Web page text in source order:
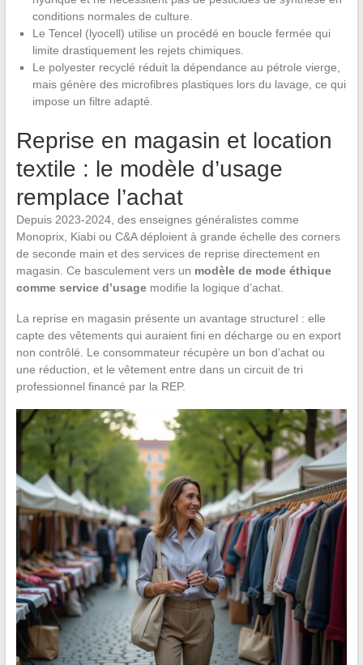
conditions normales de culture.
Le Tencel (lyocell) utilise un procédé en boucle fermée qui
limite drastiquement les rejets chimiques.
Le polyester recyclé réduit la dépendance au pétrole vierge,
mais génère des microfibres plastiques lors du lavage, ce qui
impose un filtre adapté.
Reprise en magasin et location
textile : le modèle d’usage
remplace l’achat
Depuis 2023-2024, des enseignes généralistes comme
Monoprix, Kiabi ou C&A déploient à grande échelle des corners
de seconde main et des services de reprise directement en
magasin. Ce basculement vers un modèle de mode éthique
comme service d’usagemodifie la logique d’achat.
La reprise en magasin présente un avantage structurel : elle
capte des vêtements qui auraient fini en décharge ou en export
non contrôlé. Le consommateur récupère un bon d’achat ou
une réduction, et le vêtement entre dans un circuit de tri
professionnel financé par la REP.